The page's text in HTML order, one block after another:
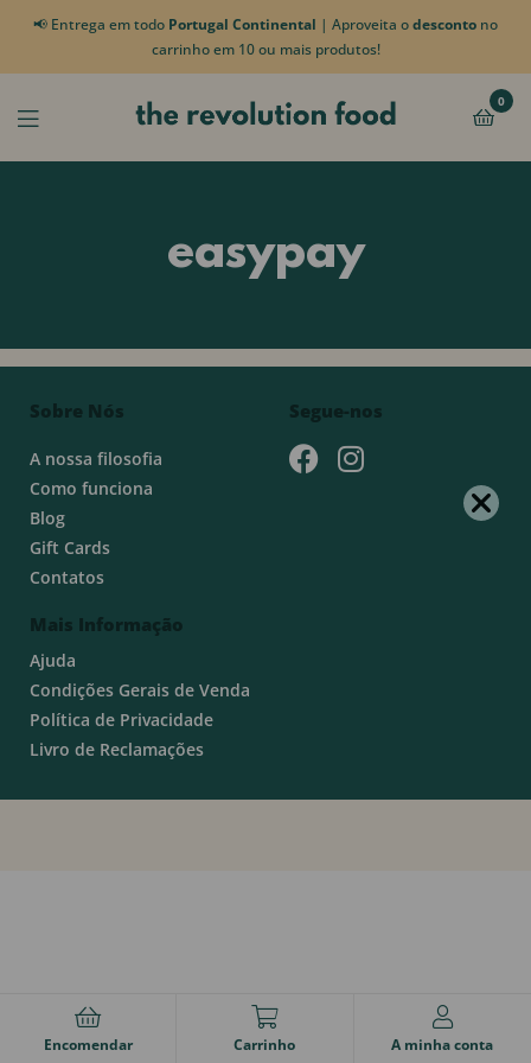
📢 Entrega em todo Portugal Continental | Aproveita odesconto no
carrinho em 10 ou mais produtos!
0
easypay
Sobre Nós
A nossa filosofia
Como funciona
Blog
Gift Cards
Contatos
Mais Informação
Ajuda
Condições Gerais de Venda
Política de Privacidade
Livro de Reclamações
Segue-nos
Encomendar Carrinho A minha conta